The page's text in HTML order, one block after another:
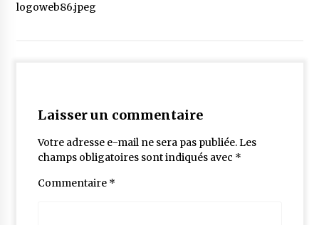
logoweb86.jpeg
Laisser un commentaire
Votre adresse e-mail ne sera pas publiée.Les
champs obligatoires sont indiqués avec *
Commentaire *